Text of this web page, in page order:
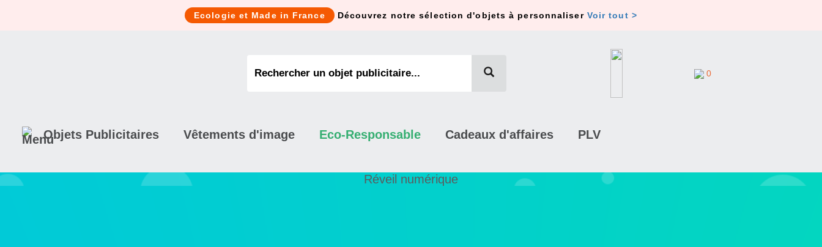
Ecologie et Made in France Découvrez notre sélection d'objets à personnaliser Voir tout >
0
Objets Publicitaires Vêtements d'image Eco-Responsable Cadeaux d'affaires PLV
Réveil numérique